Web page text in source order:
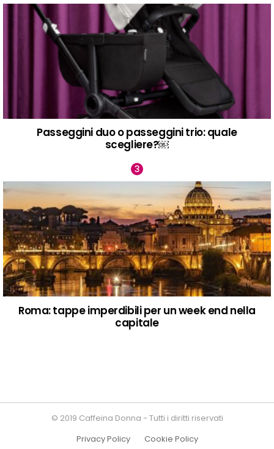
Passeggini duo o passeggini trio: quale
scegliere?￼
Roma: tappe imperdibili per un week end nella
capitale
© 2019 Caffeina Donna - Tutti i diritti riservati
Privacy Policy
Cookie Policy